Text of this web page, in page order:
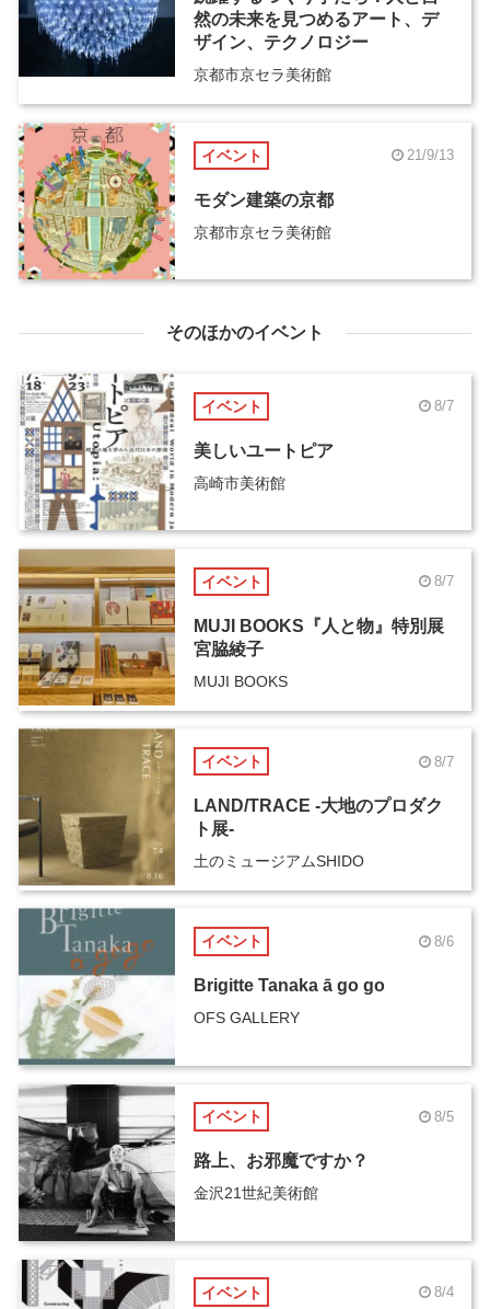
然の未来を見つめるアート、デ
ザイン、テクノロジー
京都市京セラ美術館
イベント 21/9/13
モダン建築の京都
京都市京セラ美術館
そのほかのイベント
イベント 8/7
美しいユートピア
高崎市美術館
イベント 8/7
MUJI BOOKS『人と物』特別展
宮脇綾子
MUJI BOOKS
イベント 8/7
LAND/TRACE -大地のプロダク
ト展-
土のミュージアムSHIDO
イベント 8/6
Brigitte Tanaka ā go go
OFS GALLERY
イベント 8/5
路上、お邪魔ですか？
金沢21世紀美術館
イベント 8/4